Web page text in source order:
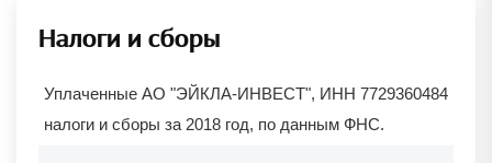
Налоги и сборы
Уплаченные АО "ЭЙКЛА-ИНВЕСТ", ИНН 7729360484
налоги и сборы за 2018 год, по данным ФНС.